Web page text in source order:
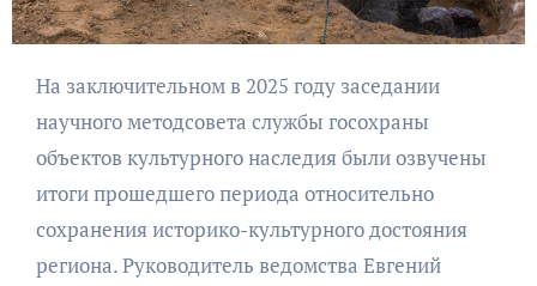
На заключительном в 2025 году заседании
научного методсовета службы госохраны
объектов культурного наследия были озвучены
итоги прошедшего периода относительно
сохранения историко-культурного достояния
региона. Руководитель ведомства Евгений